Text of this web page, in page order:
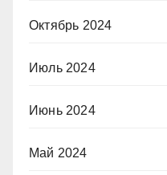
Октябрь 2024
Июль 2024
Июнь 2024
Май 2024